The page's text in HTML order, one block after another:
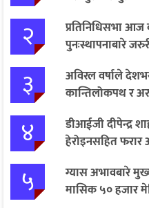
२
प्रतिनिधिसभा
पुनःस्थापनाबारे
३
अविरल वर्षाले
कान्तिलोकपथ र
४
डीआईजी दीपेन्द्र
हेरोइनसहित फरार
५
ग्यास अभावबारे
मासिक ५० हजार